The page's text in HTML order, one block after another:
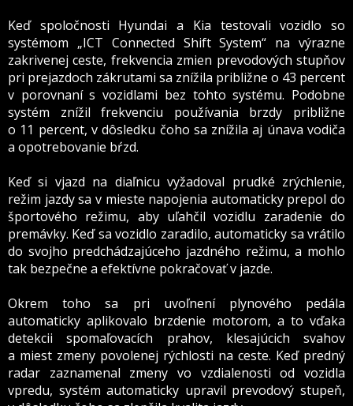
Keď spoločnosti Hyundai a Kia testovali vozidlo so
systémom „ICT Connected Shift System“ na výrazne
zakrivenej ceste, frekvencia zmien prevodových stupňov
pri prejazdoch zákrutami sa znížila približne o 43 percent
v porovnaní s vozidlami bez tohto systému. Podobne
systém znížil frekvenciu používania brzdy približne
o 11 percent, v dôsledku čoho sa znížila aj únava vodiča
a opotrebovanie bŕzd.
Keď si vjazd na diaľnicu vyžadoval prudké zrýchlenie,
režim jazdy sa v mieste napojenia automaticky prepol do
športového režimu, aby uľahčil vozidlu zaradenie do
premávky. Keď sa vozidlo zaradilo, automaticky sa vrátilo
do svojho predchádzajúceho jazdného režimu, a mohlo
tak bezpečne a efektívne pokračovať v jazde.
Okrem toho sa pri uvoľnení plynového pedála
automaticky aplikovalo brzdenie motorom, a to vďaka
detekcii spomaľovacích prahov, klesajúcich svahov
a miest zmeny povolenej rýchlosti na ceste. Keď predný
radar zaznamenal zmeny vo vzdialenosti od vozidla
vpredu, systém automaticky upravil prevodový stupeň,